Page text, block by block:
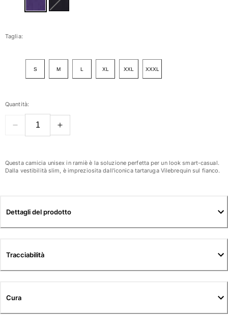
Vedi tutti i Donna
Costumi da bagno
Slips
Vedi tutti i Costumi da bagno
Polos
Shorts
Kimonos
Taglia:
S M L XL XXL XXXL
Quantità:
Questa camicia unisex in ramiè è la soluzione perfetta per un look smart-casual.
Dalla vestibilità slim, è impreziosita dall'iconica tartaruga Vilebrequin sul fianco.
Dettagli del prodotto
Tracciabilità
Cura